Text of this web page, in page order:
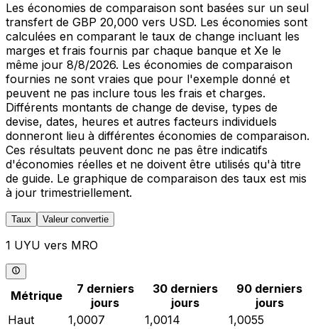
Les économies de comparaison sont basées sur un seul
transfert de GBP 20,000 vers USD. Les économies sont
calculées en comparant le taux de change incluant les
marges et frais fournis par chaque banque et Xe le
même jour 8/8/2026. Les économies de comparaison
fournies ne sont vraies que pour l'exemple donné et
peuvent ne pas inclure tous les frais et charges.
Différents montants de change de devise, types de
devise, dates, heures et autres facteurs individuels
donneront lieu à différentes économies de comparaison.
Ces résultats peuvent donc ne pas être indicatifs
d'économies réelles et ne doivent être utilisés qu'à titre
de guide. Le graphique de comparaison des taux est mis
à jour trimestriellement.
Taux Valeur convertie
1 UYU vers MRO
Métrique
7 derniers
jours
30 derniers
jours
90 derniers
jours
Haut
1,0007 1,0014
1,0055